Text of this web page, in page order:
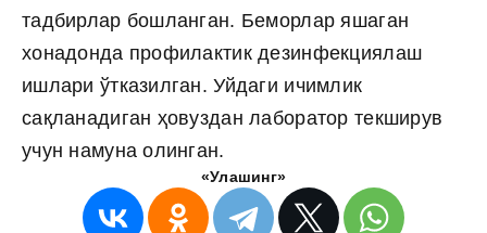
тадбирлар бошланган. Беморлар яшаган
хонадонда профилактик дезинфекциялаш
ишлари ўтказилган. Уйдаги ичимлик
сақланадиган ҳовуздан лаборатор текширув
учун намуна олинган.
«Улашинг»